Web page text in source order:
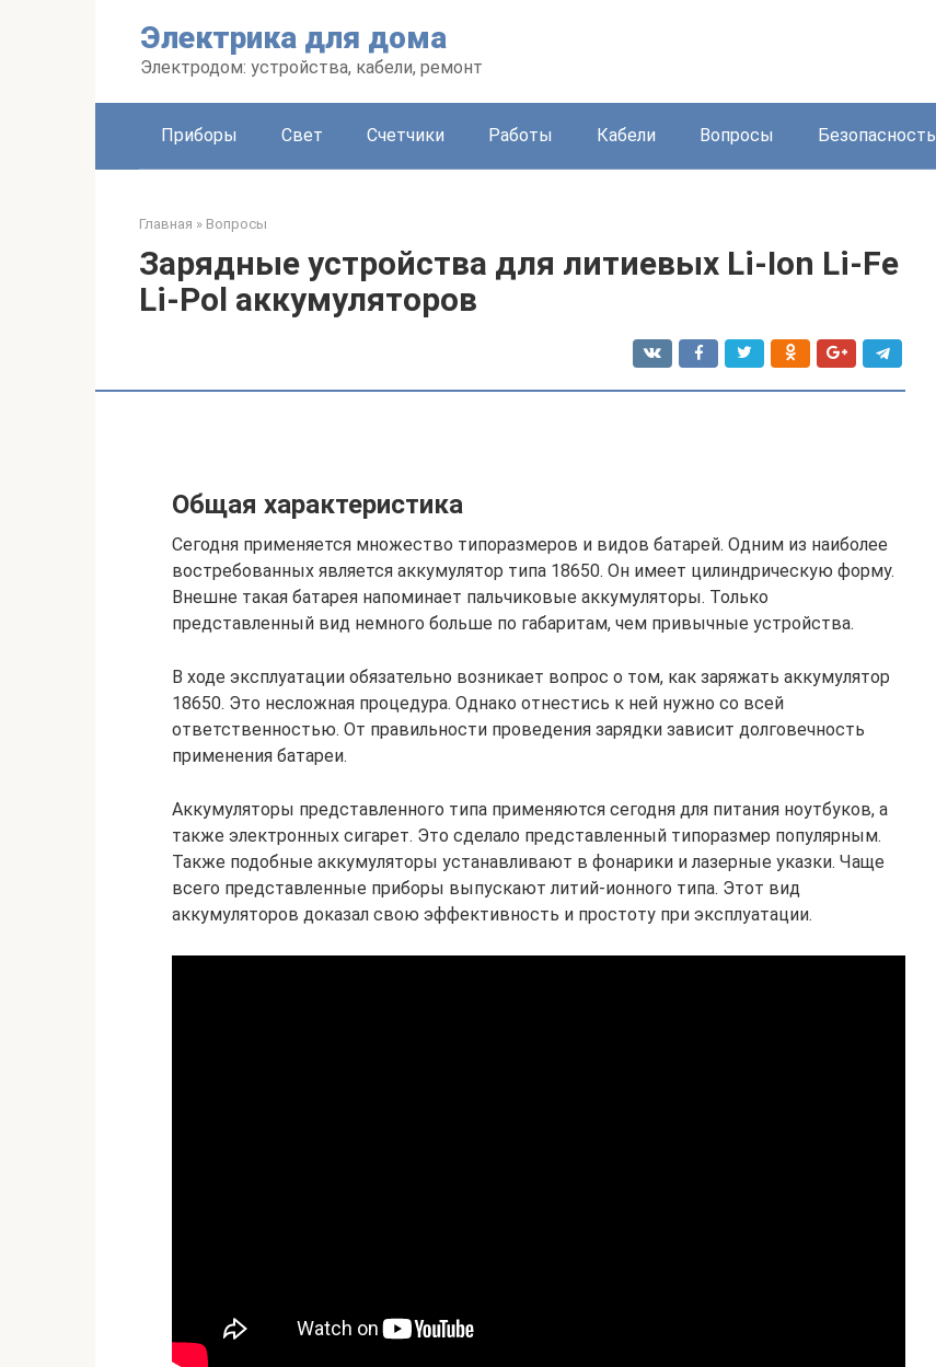
Электрика для дома
Электродом: устройства, кабели, ремонт
Приборы Свет Счетчики Работы Кабели Вопросы Безопасность
Главная » Вопросы
Зарядные устройства для литиевых Li-Ion Li-Fe
Li-Pol аккумуляторов
Общая характеристика
Сегодня применяется множество типоразмеров и видов батарей. Одним из наиболее
востребованных является аккумулятор типа 18650. Он имеет цилиндрическую форму.
Внешне такая батарея напоминает пальчиковые аккумуляторы. Только
представленный вид немного больше по габаритам, чем привычные устройства.
В ходе эксплуатации обязательно возникает вопрос о том, как заряжать аккумулятор
18650. Это несложная процедура. Однако отнестись к ней нужно со всей
ответственностью. От правильности проведения зарядки зависит долговечность
применения батареи.
Аккумуляторы представленного типа применяются сегодня для питания ноутбуков, а
также электронных сигарет. Это сделало представленный типоразмер популярным.
Также подобные аккумуляторы устанавливают в фонарики и лазерные указки. Чаще
всего представленные приборы выпускают литий-ионного типа. Этот вид
аккумуляторов доказал свою эффективность и простоту при эксплуатации.